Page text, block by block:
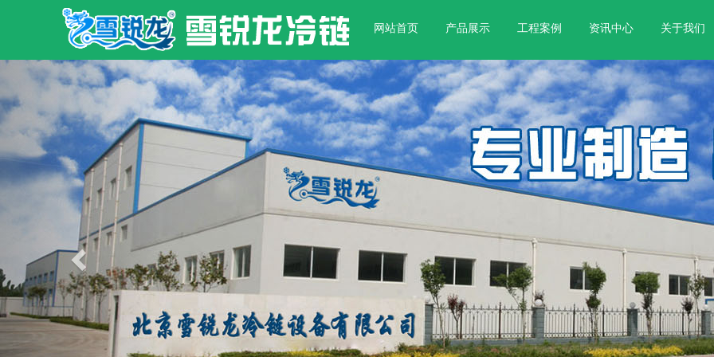
网站首页 产品展示 工程案例 资讯中心 关于我们